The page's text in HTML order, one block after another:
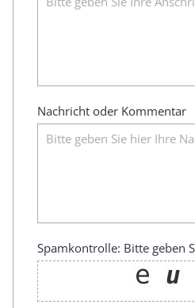
Nachricht oder Kommentar
Spamkontrolle: Bitte geben